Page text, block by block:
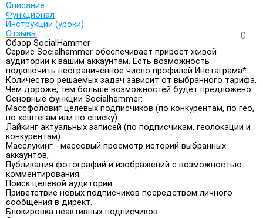
Описание
Функционал
Инструкции (уроки)
Отзывы
0
Обзор SocialHammer
Сервис Socialhammer обеспечивает прирост живой
аудитории к вашим аккаунтам. Есть возможность
подключить неограниченное число профилей Инстаграма*.
Количество решаемых задач зависит от выбранного тарифа.
Чем дороже, тем больше возможностей будет предложено.
Основные функции Socialhammer:
Массфоловиг целевых подписчиков (по конкурентам, по гео,
по хештегам или по списку)
Лайкинг актуальных записей (по подписчикам, геолокации и
конкурентам).
Масслукинг - массовый просмотр историй выбранных
аккаунтов,
Публикация фотографий и изображений с возможностью
комментирования.
Поиск целевой аудитории.
Приветствие новых подписчиков посредством личного
сообщения в директ.
Блокировка неактивных подписчиков.